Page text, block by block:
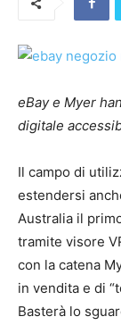
eBay e Myer
digitale
Il campo di
estendersi
Australia il
tramite visore
con la catena
in vendita e di
Basterà lo